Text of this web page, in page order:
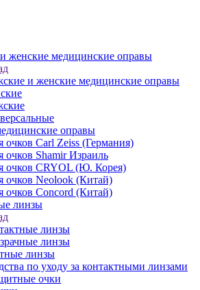
женские медицинские оправы
и женские медицинские оправы
оправы
очков Carl Zeiss (Германия)
очков Shamir Израиль
очков CRYOL (Ю. Корея)
очков Neolook (Китай)
очков Concord (Китай)
линзы
линзы
линзы
линзы
по уходу за контактными линзами
очки